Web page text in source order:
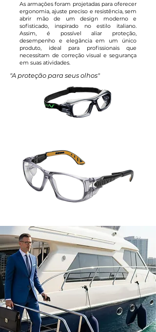
As armações foram projetadas para oferecer
ergonomia, ajuste preciso e resistência, sem
abrir mão de um design moderno e
sofisticado, inspirado no estilo italiano.
Assim, é possível aliar proteção,
desempenho e elegância em um único
produto, ideal para profissionais que
necessitam de correção visual e segurança
em suas atividades.
"A proteção para seus olhos"